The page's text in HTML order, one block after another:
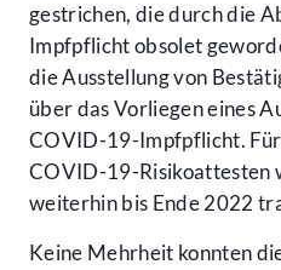
gestrichen, die durch die
Impfpflicht obsolet
die Ausstellung von
über das Vorliegen eines
COVID-19-Impfpflicht.
COVID-19-Risikoattesten
weiterhin bis Ende 2022
Keine Mehrheit konnten